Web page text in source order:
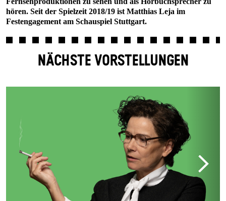
hören. Seit der Spielzeit 2018/19 ist Matthias Leja im
Festengagement am Schauspiel Stuttgart.
NÄCHSTE VORSTELLUNGEN